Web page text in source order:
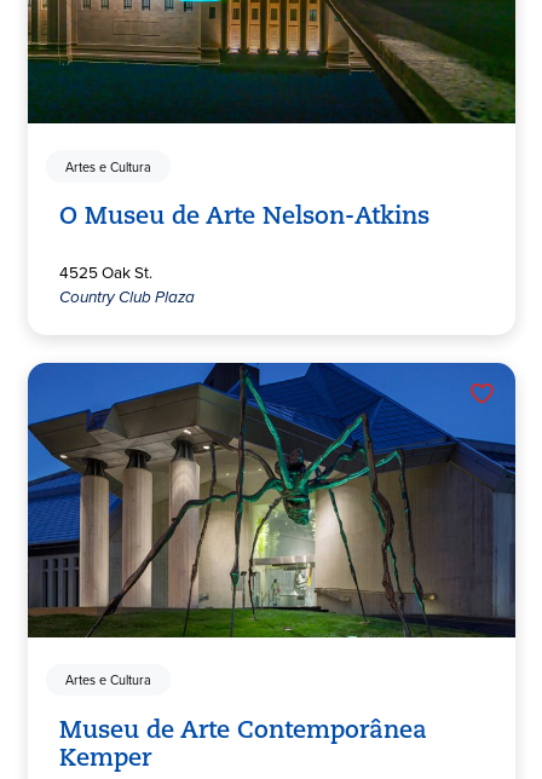
Artes e Cultura
O Museu de Arte Nelson-Atkins
4525 Oak St.
Country Club Plaza
Artes e Cultura
Museu de Arte Contemporânea
Kemper